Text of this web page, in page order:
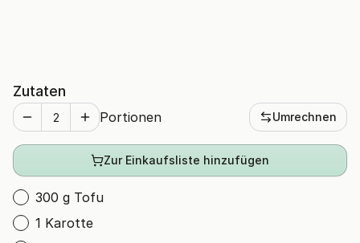
Zutaten
Portionen Umrechnen
Zur Einkaufsliste hinzufügen
300 g Tofu
1 Karotte